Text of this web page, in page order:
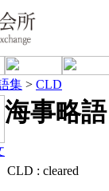
集 > CLD
海事略
CLD : cleared